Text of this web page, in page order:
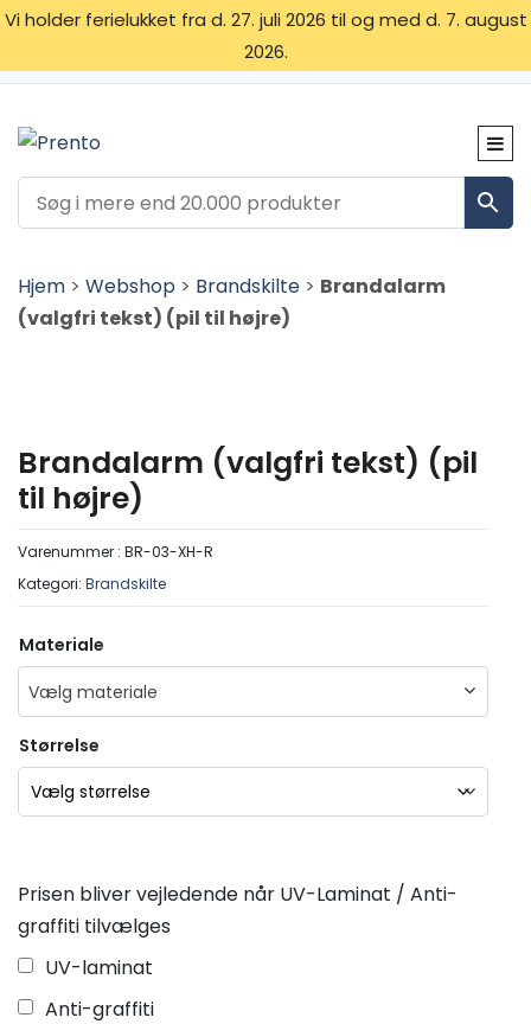
Vi holder ferielukket fra d. 27. juli 2026 til og med d. 7. august
2026.
OM OS
Hjem > Webshop > Brandskilte > Brandalarm
(valgfri tekst) (pil til højre)
Brandalarm (valgfri tekst) (pil
til højre)
Varenummer : BR-03-XH-R
Kategori: Brandskilte
Materiale
Vælg materiale
Størrelse
Prisen bliver vejledende når UV-Laminat / Anti-
graffiti tilvælges
UV-laminat
Anti-graffiti